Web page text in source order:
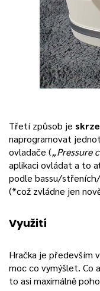
Třetí způsob je
naprogramovat
ovladače („Pressure
aplikaci ovládat a to
podle bassu/
(*což zvládne jen
Využití
Hračka je především
moc co vymýšlet. Co
to asi maximálně